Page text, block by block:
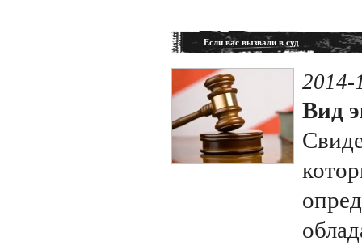
Если вас вызвали в суд
2014-
Вид